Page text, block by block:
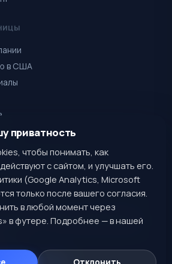
в США
компанию за $1
+1 (770) 820-4616
приватность
чтобы понимать, как
с сайтом, и улучшать его.
(Google Analytics, Microsoft
только после вашего согласия.
в любой момент через
в футере. Подробнее — в нашей